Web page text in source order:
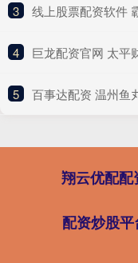
3 线上股票配资软件 霸
4 巨龙配资官网 太平财险延安市分
5 百事达配资 温州鱼
翔云优配配
配资炒股平